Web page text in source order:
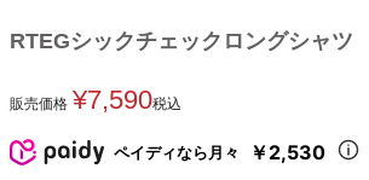
RTEGシックチェックロングシャツ
販売価格 ¥7,590税込
ペイディなら月々 ￥2,530